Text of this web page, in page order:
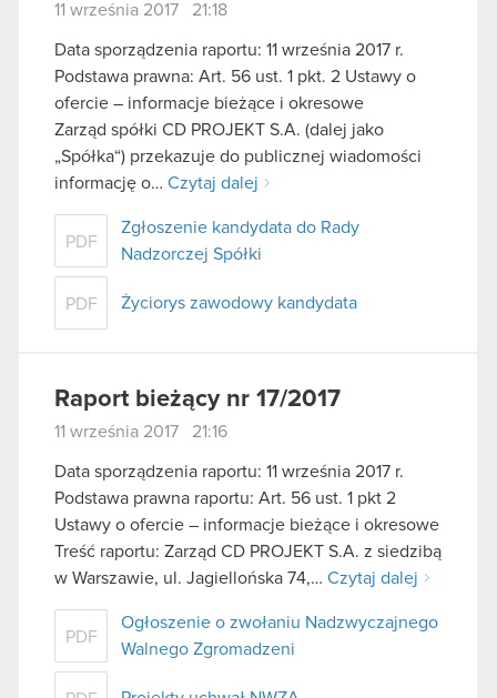
11 września 2017 21:18
Data sporządzenia raportu: 11 września 2017 r.
Podstawa prawna: Art. 56 ust. 1 pkt. 2 Ustawy o
ofercie – informacje bieżące i okresowe
Zarząd spółki CD PROJEKT S.A. (dalej jako
„Spółka“) przekazuje do publicznej wiadomości
informację o… Czytaj dalej
PDF
Zgłoszenie kandydata do Rady
Nadzorczej Spółki
PDF Życiorys zawodowy kandydata
Raport bieżący nr 17/2017
11 września 2017 21:16
Data sporządzenia raportu: 11 września 2017 r.
Podstawa prawna raportu: Art. 56 ust. 1 pkt 2
Ustawy o ofercie – informacje bieżące i okresowe
Treść raportu: Zarząd CD PROJEKT S.A. z siedzibą
w Warszawie, ul. Jagiellońska 74,… Czytaj dalej
PDF
Ogłoszenie o zwołaniu Nadzwyczajnego
Walnego Zgromadzeni